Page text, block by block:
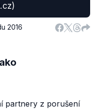
2016
partnery z porušení